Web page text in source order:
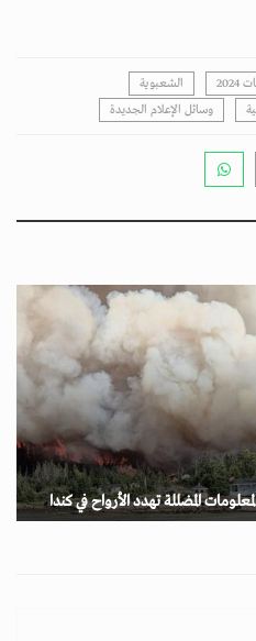
الشعبوية
وسائل الإعلام الجديدة
المضللة تهدد الأرواح في كندا